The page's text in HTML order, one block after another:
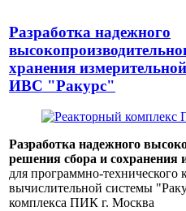
Разработка надежного
хранения
ИВС "Ракурс"
Разработка надежного
решения сбора и
для программно-
вычислительной системы
комплекса ПИК г. Москва